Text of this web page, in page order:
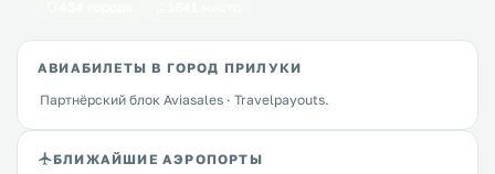
АВИАБИЛЕТЫ В ГОРОД ПРИЛУКИ
Партнёрский блок Aviasales · Travelpayouts.
БЛИЖАЙШИЕ АЭРОПОРТЫ